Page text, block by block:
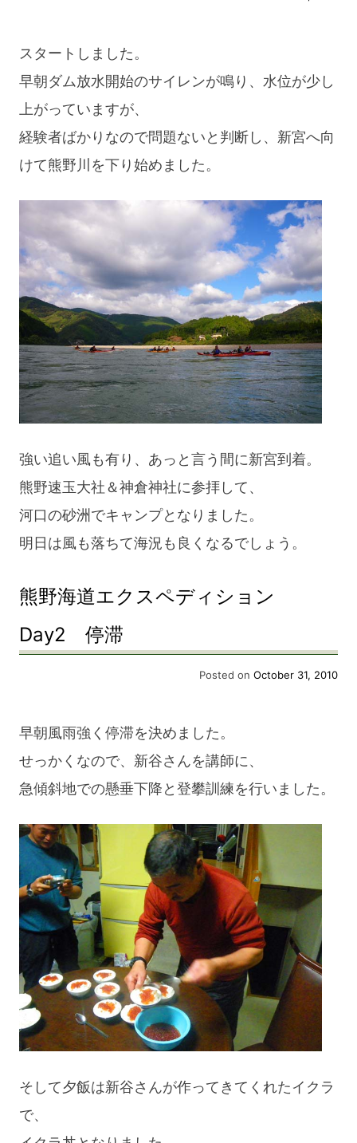
ペ
デ
ィ
シ
ョ
スタートしました。
早朝ダム放水開始のサイレンが鳴り、水位が少し
上がっていますが、
経験者ばかりなので問題ないと判断し、新宮へ向
けて熊野川を下り始めました。
強い追い風も有り、あっと言う間に新宮到着。
熊野速玉大社＆神倉神社に参拝して、
河口の砂洲でキャンプとなりました。
明日は風も落ちて海況も良くなるでしょう。
熊野海道エクスペディション
Day2 停滞
Posted on October 31, 2010
早朝風雨強く停滞を決めました。
せっかくなので、新谷さんを講師に、
急傾斜地での懸垂下降と登攀訓練を行いました。
そして夕飯は新谷さんが作ってきてくれたイクラ
で、